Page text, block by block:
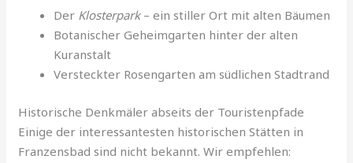
Der Klosterpark– ein stiller Ort mit alten Bäumen
Botanischer Geheimgarten hinter der alten
Kuranstalt
Versteckter Rosengarten am südlichen Stadtrand
Historische Denkmäler abseits der Touristenpfade
Einige der interessantesten historischen Stätten in
Franzensbad sind nicht bekannt. Wir empfehlen: